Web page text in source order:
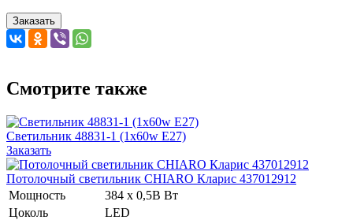
Заказать
Смотрите также
Светильник 48831-1 (1x60w E27)
Заказать
Потолочный светильник CHIARO Кларис 437012912
Мощность
384 x 0,5В Вт
Цоколь
LED